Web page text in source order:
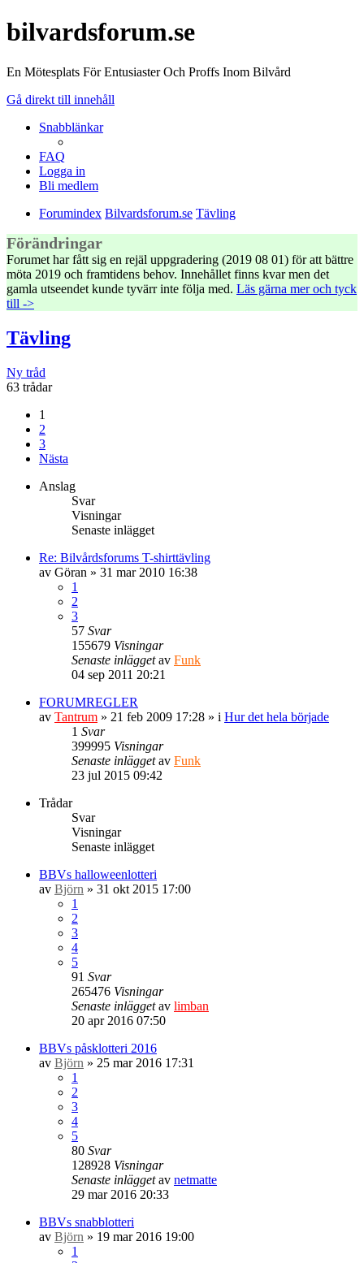
bilvardsforum.se
En Mötesplats För Entusiaster Och Proffs Inom Bilvård
Gå direkt till innehåll
Snabblänkar
FAQ
Logga in
Bli medlem
Forumindex Bilvardsforum.se Tävling
Förändringar
Forumet har fått sig en rejäl uppgradering (2019 08 01) för att bättre
möta 2019 och framtidens behov. Innehållet finns kvar men det
gamla utseendet kunde tyvärr inte följa med. Läs gärna mer och tyck
till ->
Tävling
Ny tråd
63 trådar
1
2
3
Nästa
Anslag
Svar
Visningar
Senaste inlägget
Re: Bilvårdsforums T-shirttävling
av Göran » 31 mar 2010 16:38
1
2
3
57 Svar
155679 Visningar
Senaste inläggetav Funk
04 sep 2011 20:21
FORUMREGLER
av Tantrum » 21 feb 2009 17:28 » i Hur det hela började
1 Svar
399995 Visningar
Senaste inläggetav Funk
23 jul 2015 09:42
Trådar
Svar
Visningar
Senaste inlägget
BBVs halloweenlotteri
av Björn » 31 okt 2015 17:00
1
2
3
4
5
91 Svar
265476 Visningar
Senaste inläggetav limban
20 apr 2016 07:50
BBVs påsklotteri 2016
av Björn » 25 mar 2016 17:31
1
2
3
4
5
80 Svar
128928 Visningar
Senaste inläggetav netmatte
29 mar 2016 20:33
BBVs snabblotteri
av Björn » 19 mar 2016 19:00
1